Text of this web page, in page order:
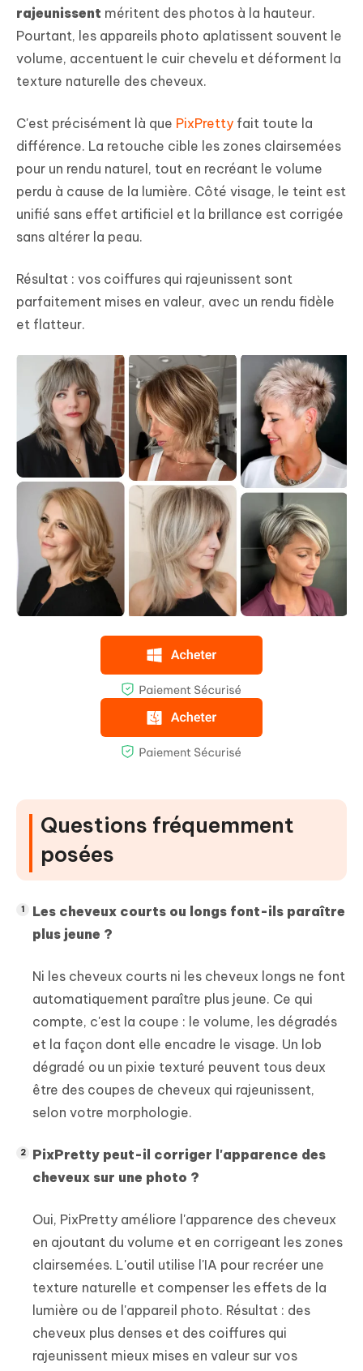
rajeunissent méritent des photos à la hauteur.
Pourtant, les appareils photo aplatissent souvent le
volume, accentuent le cuir chevelu et déforment la
texture naturelle des cheveux.
C'est précisément là que PixPretty fait toute la
différence. La retouche cible les zones clairsemées
pour un rendu naturel, tout en recréant le volume
perdu à cause de la lumière. Côté visage, le teint est
unifié sans effet artificiel et la brillance est corrigée
sans altérer la peau.
Résultat : vos coiffures qui rajeunissent sont
parfaitement mises en valeur, avec un rendu fidèle
et flatteur.
Questions fréquemment
posées
Les cheveux courts ou longs font-ils paraître
plus jeune ?
Ni les cheveux courts ni les cheveux longs ne font
automatiquement paraître plus jeune. Ce qui
compte, c'est la coupe : le volume, les dégradés
et la façon dont elle encadre le visage. Un lob
dégradé ou un pixie texturé peuvent tous deux
être des coupes de cheveux qui rajeunissent,
selon votre morphologie.
PixPretty peut-il corriger l'apparence des
cheveux sur une photo ?
Oui, PixPretty améliore l'apparence des cheveux
en ajoutant du volume et en corrigeant les zones
clairsemées. L'outil utilise l'IA pour recréer une
texture naturelle et compenser les effets de la
lumière ou de l'appareil photo. Résultat : des
cheveux plus denses et des coiffures qui
rajeunissent mieux mises en valeur sur vos